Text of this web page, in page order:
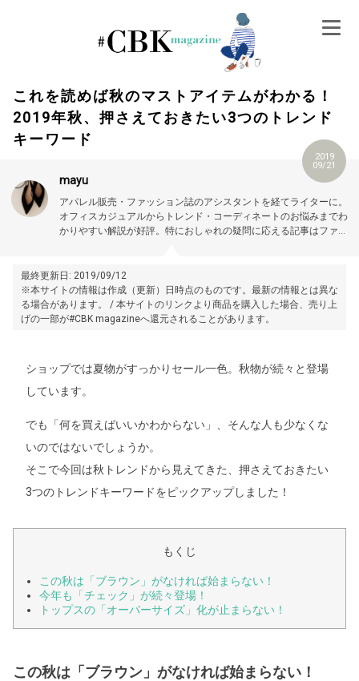
これを読めば秋のマストアイテムがわかる！
2019年秋、押さえておきたい3つのトレンド
キーワード
2019
09/21
mayu
アパレル販売・ファッション誌のアシスタントを経てライターに。
オフィスカジュアルからトレンド・コーディネートのお悩みまでわ
かりやすい解説が好評。特におしゃれの疑問に応える記事はファッ
https://magazine.cubki.jp/articles/70526422.html
最終更新日: 2019/09/12
※本サイトの情報は作成（更新）日時点のものです。最新の情報とは異な
る場合があります。 / 本サイトのリンクより商品を購入した場合、売り上
げの一部が#CBK magazineへ還元されることがあります。
ショップでは夏物がすっかりセール一色。秋物が続々と登場
しています。
でも「何を買えばいいかわからない」、そんな人も少なくな
いのではないでしょうか。
そこで今回は秋トレンドから見えてきた、押さえておきたい
3つのトレンドキーワードをピックアップしました！
もくじ
この秋は「ブラウン」がなければ始まらない！
今年も「チェック」が続々登場！
トップスの「オーバーサイズ」化が止まらない！
この秋は「ブラウン」がなければ始まらない！